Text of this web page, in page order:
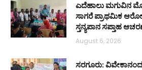
ಎದೆಹಾಲು ಮಗುವಿನ
ಸಾಗರೆ ಪ್ರಾಥಮಿಕ
ಸ್ತನ್ಯಪಾನ ಸಪ್ತಾಹ
August 6, 2026
ಸರಗೂರು: ವಿವೇಕಾನಂದ